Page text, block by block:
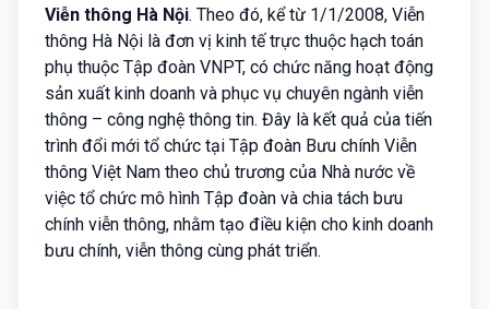
Viễn thông Hà Nội. Theo đó, kể từ 1/1/2008, Viễn
thông Hà Nội là đơn vị kinh tế trực thuộc hạch toán
phụ thuộc Tập đoàn VNPT, có chức năng hoạt động
sản xuất kinh doanh và phục vụ chuyên ngành viễn
thông – công nghệ thông tin. Đây là kết quả của tiến
trình đổi mới tổ chức tại Tập đoàn Bưu chính Viễn
thông Việt Nam theo chủ trương của Nhà nước về
việc tổ chức mô hình Tập đoàn và chia tách bưu
chính viễn thông, nhằm tạo điều kiện cho kinh doanh
bưu chính, viễn thông cùng phát triển.